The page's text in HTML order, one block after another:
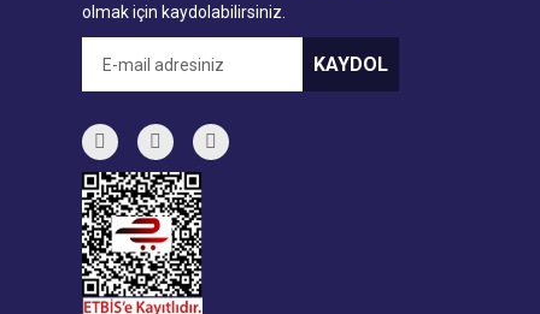
olmak için kaydolabilirsiniz.
KAYDOL